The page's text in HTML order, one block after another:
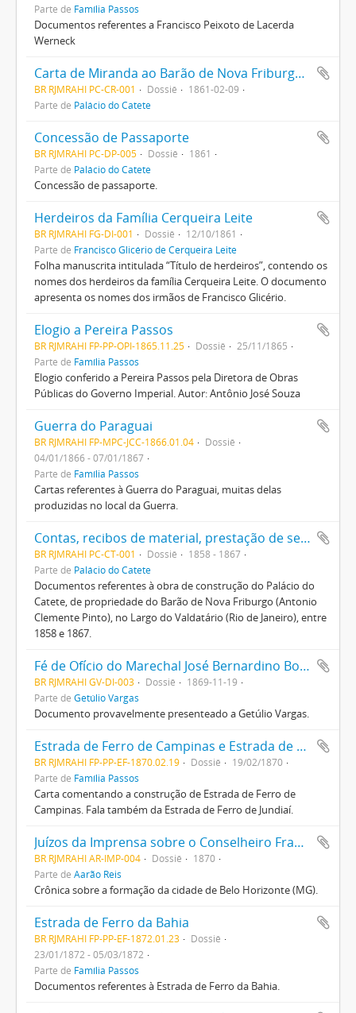
Parte de Família Passos
Documentos referentes a Francisco Peixoto de Lacerda
Werneck
Carta de Miranda ao Barão de Nova Friburgo, comunicando envio de material
BR RJMRAHI PC-CR-001 Dossiê
1861-02-09
Parte de Palácio do Catete
Concessão de Passaporte
BR RJMRAHI PC-DP-005 Dossiê
1861
Parte de Palácio do Catete
Concessão de passaporte.
Herdeiros da Família Cerqueira Leite
BR RJMRAHI FG-DI-001 Dossiê
12/10/1861
Parte de Francisco Glicério de Cerqueira Leite
Folha manuscrita intitulada “Título de herdeiros”, contendo os
nomes dos herdeiros da família Cerqueira Leite. O documento
apresenta os nomes dos irmãos de Francisco Glicério.
Elogio a Pereira Passos
BR RJMRAHI FP-PP-OPI-1865.11.25 Dossiê
25/11/1865
Parte de Família Passos
Elogio conferido a Pereira Passos pela Diretora de Obras
Públicas do Governo Imperial. Autor: Antônio José Souza
Guerra do Paraguai
BR RJMRAHI FP-MPC-JCC-1866.01.04
Dossiê
04/01/1866 - 07/01/1867
Parte de Família Passos
Cartas referentes à Guerra do Paraguai, muitas delas
produzidas no local da Guerra.
Contas, recibos de material, prestação de serviços e listas de pagamento de empregados para a obra de construção do Palácio do Catete
BR RJMRAHI PC-CT-001 Dossiê
1858 - 1867
Parte de Palácio do Catete
Documentos referentes à obra de construção do Palácio do
Catete, de propriedade do Barão de Nova Friburgo (Antonio
Clemente Pinto), no Largo do Valdatário (Rio de Janeiro), entre
1858 e 1867.
Fé de Ofício do Marechal José Bernardino Bormann
BR RJMRAHI GV-DI-003 Dossiê
1869-11-19
Parte de Getúlio Vargas
Documento provavelmente presenteado a Getúlio Vargas.
Estrada de Ferro de Campinas e Estrada de Ferro de Jundiaí
BR RJMRAHI FP-PP-EF-1870.02.19 Dossiê
19/02/1870
Parte de Família Passos
Carta comentando a construção de Estrada de Ferro de
Campinas. Fala também da Estrada de Ferro de Jundiaí.
Juízos da Imprensa sobre o Conselheiro Francisco José Furtado
BR RJMRAHI AR-IMP-004 Dossiê
1870
Parte de Aarão Reis
Crônica sobre a formação da cidade de Belo Horizonte (MG).
Estrada de Ferro da Bahia
BR RJMRAHI FP-PP-EF-1872.01.23
Dossiê
23/01/1872 - 05/03/1872
Parte de Família Passos
Documentos referentes à Estrada de Ferro da Bahia.